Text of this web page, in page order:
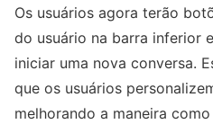
Os usuários agora terão
do usuário na barra inferior
iniciar uma nova conversa.
que os usuários
melhorando a maneira